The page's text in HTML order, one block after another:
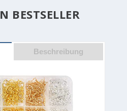
BESTSELLER
Beschreibung